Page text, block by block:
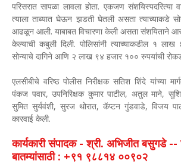
परिसरात सापळा लावला होता. एकजण संशयिस्पदरित्या
त्याला ताब्यात घेऊन झडती घेतली असता त्याच्याकडे
आढळून आली. याबाबत विचारणा केली असता संशयिताने
केल्याची कबुली दिली. पोलिसांनी त्याच्याकडील १
सोन्याचे दागिने आणि २ लाख ९४ हजार १०० रुपयांची
एलसीबीचे वरिष्ठ पोलीस निरीक्षक सतिश शिंदे यांच्या
पंकज पवार, उपनिरिक्षक कुमार पाटील, अतुल माने,
सुमित सुर्यवंशी, सुरज थोरात, कॅप्टन गुंडवाडे, विजय
कारवाई केली.
कार्यकारी संपादक - श्री. अभिजीत बसुगडे --
बातम्यांसाठी : +९१ ९८८१४ ००९०२